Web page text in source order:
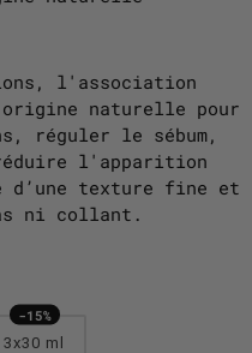
l'association
naturelle pour
réguler le sébum,
l'apparition
d’une texture fine et
ni collant.
3x30 ml